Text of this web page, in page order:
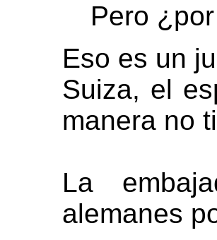
Pero
Eso es un
Suiza, el
manera no
La
alemanes